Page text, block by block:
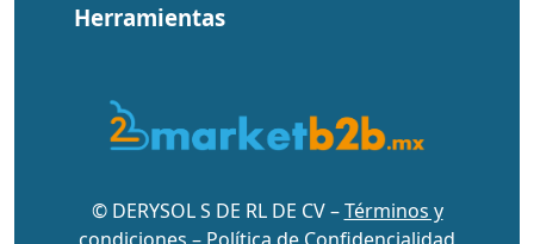
Herramientas
© DERYSOL S DE RL DE CV –Términos y